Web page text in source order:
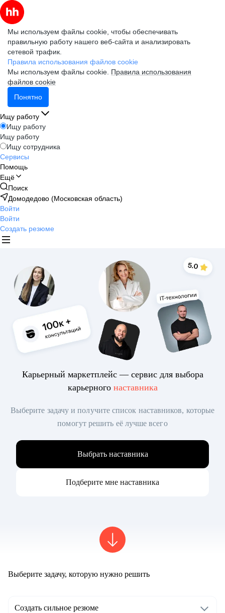
Мы используем файлы cookie, чтобы обеспечивать
правильную работу нашего веб-сайта и анализировать
сетевой трафик.
Правила использования файлов cookie
Мы используем файлы cookie. Правила использования
файлов cookie
Понятно
Ищу работу
Ищу работу
Ищу работу
Ищу сотрудника
Сервисы
Помощь
Ещё
Поиск
Домодедово (Московская область)
Войти
Войти
Создать резюме
Карьерный маркетплейс — сервис для выбора
карьерного наставника
Выберите задачу и получите список наставников, которые
помогут решить её лучше всего
Выбрать наставника
Подберите мне наставника
Выберите задачу, которую нужно решить
Создать сильное резюме